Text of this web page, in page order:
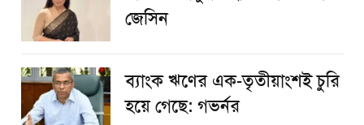
জেসিন
ব্যাংক ঋণের এক-তৃতীয়াংশই চুরি
হয়ে গেছে: গভর্নর